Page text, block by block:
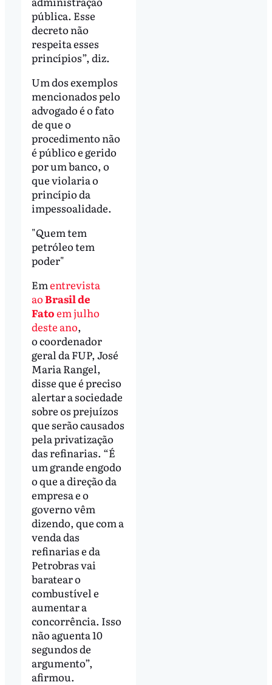
pública. Esse
decreto não
respeita esses
princípios”, diz.
Um dos exemplos
mencionados pelo
advogado é o fato
de que o
procedimento não
é público e gerido
por um banco, o
que violaria o
princípio da
impessoalidade.
"Quem tem
petróleo tem
poder"
Ementrevista
aoBrasil de
Fatoem julho
deste ano,
o coordenador
geral da FUP, José
Maria Rangel,
disse que é preciso
alertar a sociedade
sobre os prejuízos
que serão causados
pela privatização
das refinarias. “É
um grande engodo
o que a direção da
empresa e o
governo vêm
dizendo, que com a
venda das
refinarias e da
Petrobras vai
baratear o
combustível e
aumentar a
concorrência. Isso
não aguenta 10
segundos de
argumento”,
afirmou.